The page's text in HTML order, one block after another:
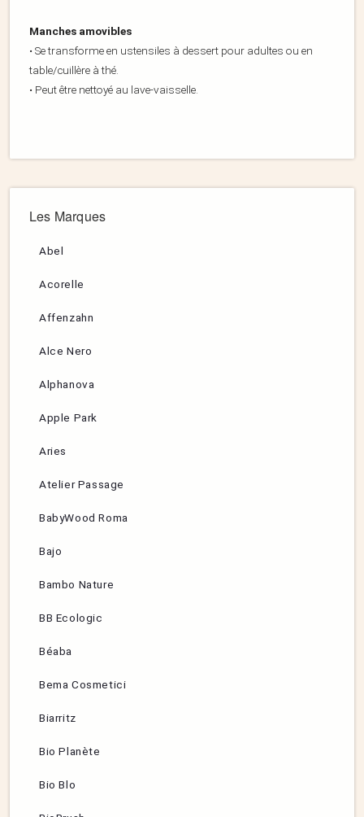
Manches amovibles
• Se transforme en ustensiles à dessert pour adultes ou en
table/cuillère à thé.
• Peut être nettoyé au lave-vaisselle.
Les Marques
Abel
Acorelle
Affenzahn
Alce Nero
Alphanova
Apple Park
Aries
Atelier Passage
BabyWood Roma
Bajo
Bambo Nature
BB Ecologic
Béaba
Bema Cosmetici
Biarritz
Bio Planète
Bio Blo